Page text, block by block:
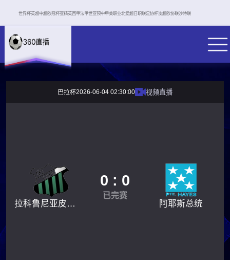
世界杯英超中超欧冠杯亚精英西甲法甲世亚预中甲美职业北爱超日职联足协杯澳超欧协联沙特联
巴拉杯2026-06-04 02:30:00 视频直播
拉科鲁尼亚皮诺萨
0 : 0
已完赛
阿耶斯总统